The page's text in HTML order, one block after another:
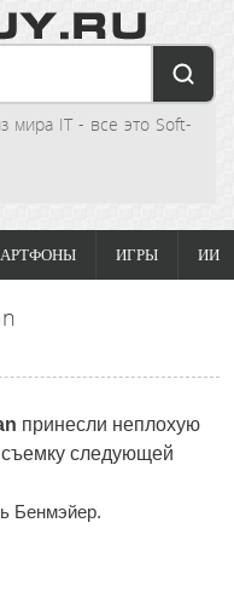
мира IT - все это Soft-
ИГРЫ ИИ
принесли неплохую
съемку следующей
Бенмэйер.